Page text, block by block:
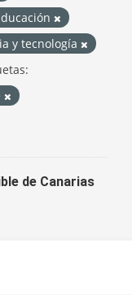
y tecnología
de Canarias